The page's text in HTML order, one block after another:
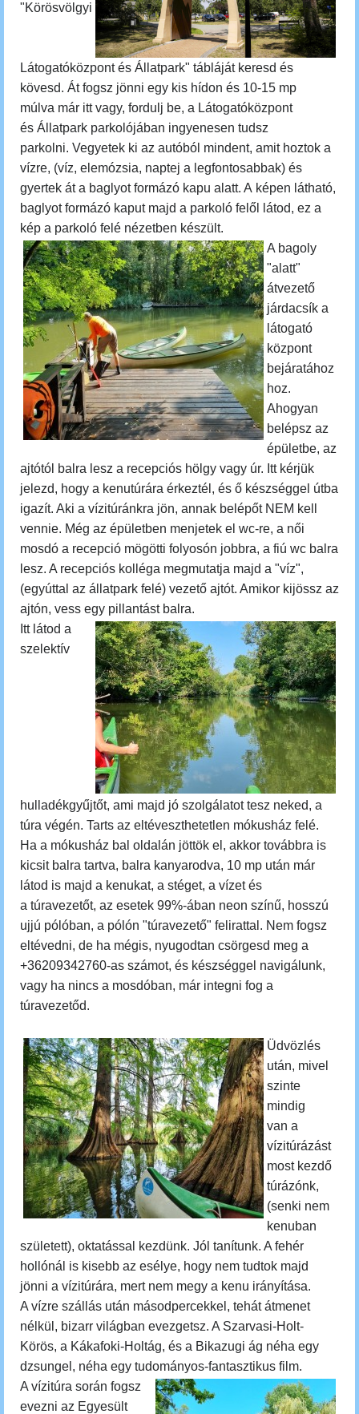
"Körösvölgyi
Látogatóközpont és Állatpark" tábláját keresd és
kövesd. Át fogsz jönni egy kis hídon és 10-15 mp
múlva már itt vagy, fordulj be, a Látogatóközpont
és Állatpark parkolójában ingyenesen tudsz
parkolni. Vegyetek ki az autóból mindent, amit hoztok a
vízre, (víz, elemózsia, naptej a legfontosabbak) és
gyertek át a baglyot formázó kapu alatt. A képen látható,
baglyot formázó kaput majd a parkoló felől látod, ez a
kép a parkoló felé nézetben készült.
A bagoly
"alatt"
átvezető
járdacsík a
látogató
központ
bejáratához
hoz.
Ahogyan
belépsz az
épületbe, az
ajtótól balra lesz a recepciós hölgy vagy úr. Itt kérjük
jelezd, hogy a kenutúrára érkeztél, és ő készséggel útba
igazít. Aki a vízitúránkra jön, annak belépőt NEM kell
vennie. Még az épületben menjetek el wc-re, a női
mosdó a recepció mögötti folyosón jobbra, a fiú wc balra
lesz. A recepciós kolléga megmutatja majd a "víz",
(egyúttal az állatpark felé) vezető ajtót. Amikor kijössz az
ajtón, vess egy pillantást balra.
Itt látod a
szelektív
hulladékgyűjtőt, ami majd jó szolgálatot tesz neked, a
túra végén. Tarts az eltéveszthetetlen mókusház felé.
Ha a mókusház bal oldalán jöttök el, akkor továbbra is
kicsit balra tartva, balra kanyarodva, 10 mp után már
látod is majd a kenukat, a stéget, a vízet és
a túravezetőt, az esetek 99%-ában neon színű, hosszú
ujjú pólóban, a pólón "túravezető" felirattal . Nem fogsz
eltévedni, de ha mégis, nyugodtan csörgesd meg a
+36209342760-as számot, és készséggel navigálunk,
vagy ha nincs a mosdóban, már integni fog a
túravezetőd.
Üdvözlés
után, mivel
szinte
mindig
van a
vízitúrázást
most kezdő
túrázónk,
(senki nem
kenuban
született), oktatással kezdünk. Jól tanítunk. A fehér
hollónál is kisebb az esélye, hogy nem tudtok majd
jönni a vízitúrára, mert nem megy a kenu irányítása.
A vízre szállás után másodpercekkel, tehát átmenet
nélkül, bizarr világban evezgetsz. A Szarvasi-Holt-
Körös, a Kákafoki-Holtág, és a Bikazugi ág néha egy
dzsungel, néha egy tudományos-fantasztikus film.
A vízitúra során fogsz
evezni az Egyesült